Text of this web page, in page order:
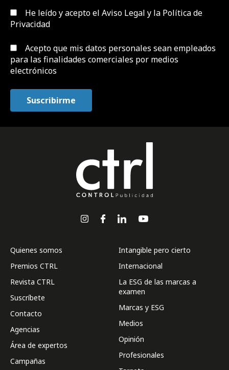
He leído y acepto el Aviso Legal y la Política de
Privacidad
Acepto que mis datos personales sean empleados
para las finalidades comerciales por medios
electrónicos
Quienes somos
Premios CTRL
Revista CTRL
Suscríbete
Contacto
Agencias
Área de expertos
Campañas
Intangible pero cierto
Internacional
La ESG de las marcas a
examen
Marcas y ESG
Medios
Opinión
Profesionales